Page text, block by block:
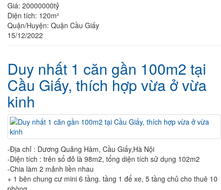
Giá: 20000000tỷ
Diện tích: 120m²
Quận/Huyện: Quận Cầu Giấy
15/12/2022
Duy nhất 1 căn gần 100m2 tại
Cầu Giấy, thích hợp vừa ở vừa
kinh
-Địa chỉ : Dương Quảng Hàm, Cầu Giấy,Hà Nội
-Diện tích : trên sổ đỏ là 98m2, tổng diện tích sử dụng 102m2
-Chia làm 2 mảnh liền nhau
+ 1 bên chung cư mini 6 tầng. tầng 1 để xe, 5 tầng chủ cho thuê 10